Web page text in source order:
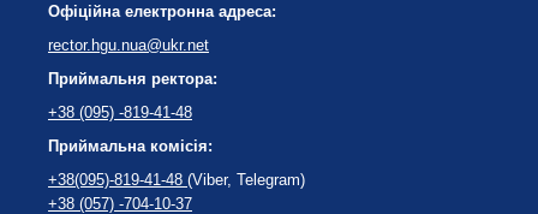
Офіційна електронна адреса:
rector.hgu.nua@ukr.net
Приймальня ректора:
+38 (095) -819-41-48
Приймальна комісія:
+38(095)-819-41-48 (Viber, Telegram)
+38 (057) -704-10-37